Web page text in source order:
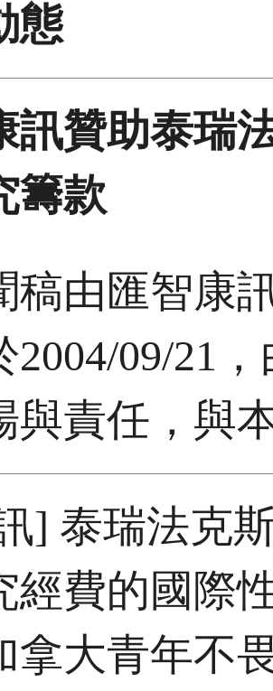
態
訊贊助泰瑞
籌款
稿由匯智康
2004/09/21
與責任，與
] 泰瑞法克
經費的國際
拿大青年不